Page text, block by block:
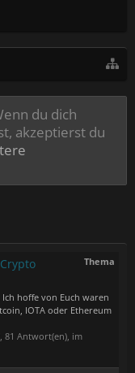
du dich
akzeptierst du
Thema
hoffe von Euch waren
IOTA oder Ethereum
, 81 Antwort(en), im